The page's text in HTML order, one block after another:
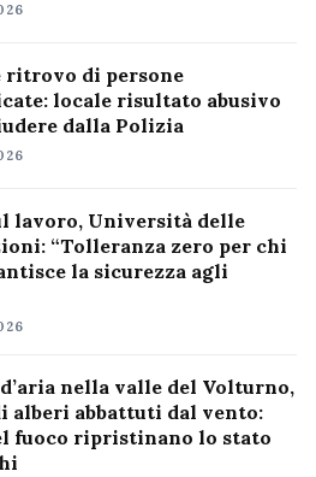
ritrovo di persone
locale risultato abusivo
dalla Polizia
lavoro, Università delle
“Tolleranza zero per chi
la sicurezza agli
nella valle del Volturno,
alberi abbattuti dal vento:
fuoco ripristinano lo stato